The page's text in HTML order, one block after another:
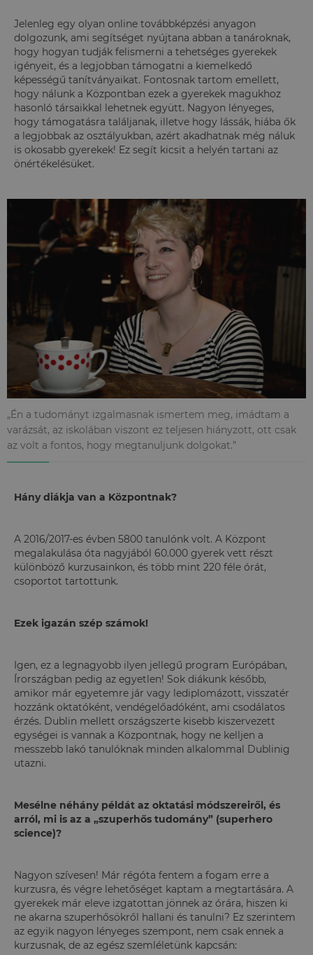
Jelenleg egy olyan online továbbképzési anyagon
dolgozunk, ami segítséget nyújtana abban a tanároknak,
hogy hogyan tudják felismerni a tehetséges gyerekek
igényeit, és a legjobban támogatni a kiemelkedő
képességű tanítványaikat. Fontosnak tartom emellett,
hogy nálunk a Központban ezek a gyerekek magukhoz
hasonló társaikkal lehetnek együtt. Nagyon lényeges,
hogy támogatásra találjanak, illetve hogy lássák, hiába ők
a legjobbak az osztályukban, azért akadhatnak még náluk
is okosabb gyerekek! Ez segít kicsit a helyén tartani az
önértékelésüket.
„Én a tudományt izgalmasnak ismertem meg, imádtam a
varázsát, az iskolában viszont ez teljesen hiányzott, ott csak
az volt a fontos, hogy megtanuljunk dolgokat.”
Hány diákja van a Központnak?
A 2016/2017-es évben 5800 tanulónk volt. A Központ
megalakulása óta nagyjából 60.000 gyerek vett részt
különböző kurzusainkon, és több mint 220 féle órát,
csoportot tartottunk.
Ezek igazán szép számok!
Igen, ez a legnagyobb ilyen jellegű program Európában,
Írországban pedig az egyetlen! Sok diákunk később,
amikor már egyetemre jár vagy lediplomázott, visszatér
hozzánk oktatóként, vendégelőadóként, ami csodálatos
érzés. Dublin mellett országszerte kisebb kiszervezett
egységei is vannak a Központnak, hogy ne kelljen a
messzebb lakó tanulóknak minden alkalommal Dublinig
utazni.
Mesélne néhány példát az oktatási módszereiről, és
arról, mi is az a „szuperhős tudomány” (superhero
science)?
Nagyon szívesen! Már régóta fentem a fogam erre a
kurzusra, és végre lehetőséget kaptam a megtartására. A
gyerekek már eleve izgatottan jönnek az órára, hiszen ki
ne akarna szuperhősökről hallani és tanulni? Ez szerintem
az egyik nagyon lényeges szempont, nem csak ennek a
kurzusnak, de az egész szemléletünk kapcsán: